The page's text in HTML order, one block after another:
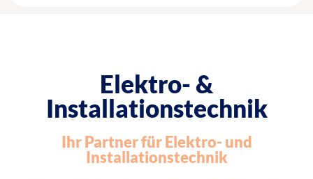
Elektro- &
Installationstechnik
Ihr Partner für Elektro- und
Installationstechnik